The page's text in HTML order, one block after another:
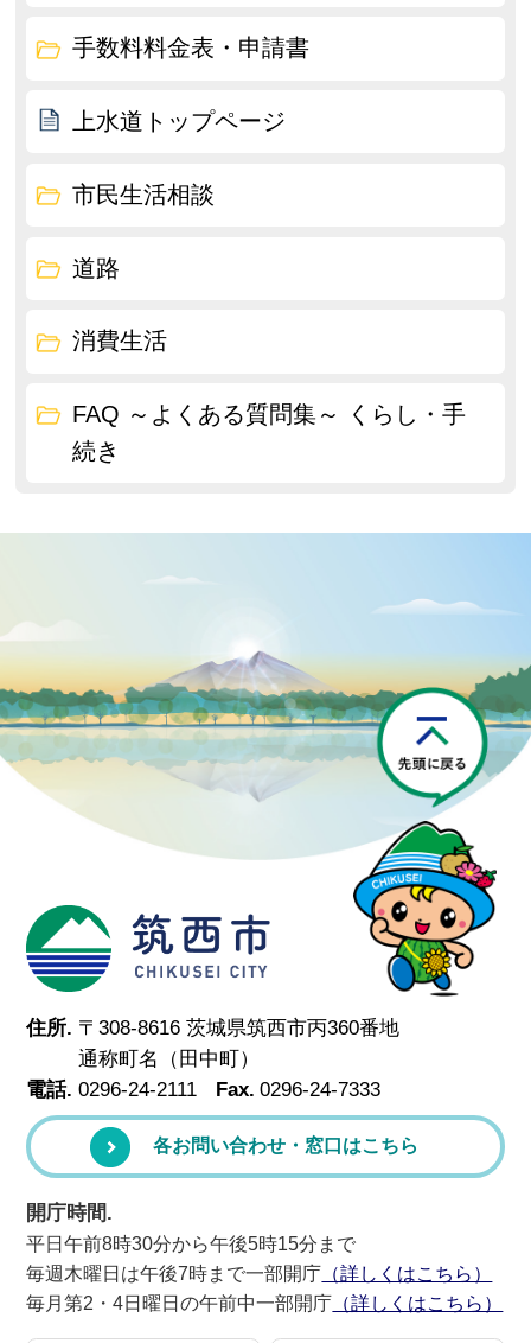
手数料料金表・申請書
上水道トップページ
市民生活相談
道路
消費生活
FAQ ～よくある質問集～ くらし・手
続き
筑西市
住所. 〒308-8616 茨城県筑西市丙360番地
通称町名（田中町）
電話. 0296-24-2111 Fax. 0296-24-7333
各お問い合わせ・窓口はこちら
開庁時間.
平日午前8時30分から午後5時15分まで
毎週木曜日は午後7時まで一部開庁 （詳しくはこちら）
毎月第2・4日曜日の午前中一部開庁 （詳しくはこちら）